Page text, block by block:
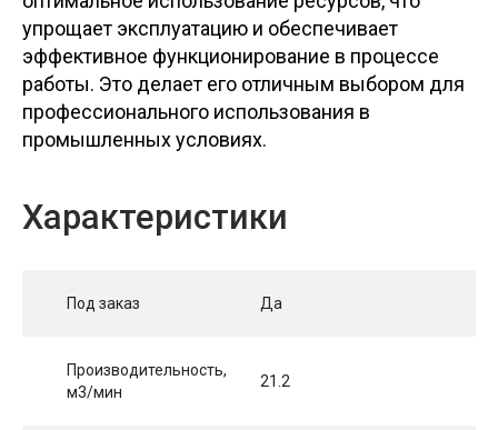
упрощает эксплуатацию и обеспечивает
эффективное функционирование в процессе
работы. Это делает его отличным выбором для
профессионального использования в
промышленных условиях.
Характеристики
Под заказ Да
Производительность,
м3/мин
21.2